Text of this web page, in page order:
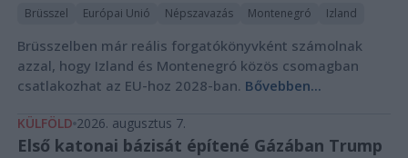
Brüsszel Európai Unió Népszavazás Montenegró Izland
Brüsszelben már reális forgatókönyvként számolnak
azzal, hogy Izland és Montenegró közös csomagban
csatlakozhat az EU-hoz 2028-ban. Bővebben...
KÜLFÖLD 2026. augusztus 7.
Első katonai bázisát építené Gázában Trump